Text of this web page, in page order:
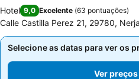
Hotel 9,0 Excelente (63 pontuações)
Calle Castilla Perez 21, 29780,
Selecione as datas para ver os
Ver
Selecione as datas para ver os
Ver preços